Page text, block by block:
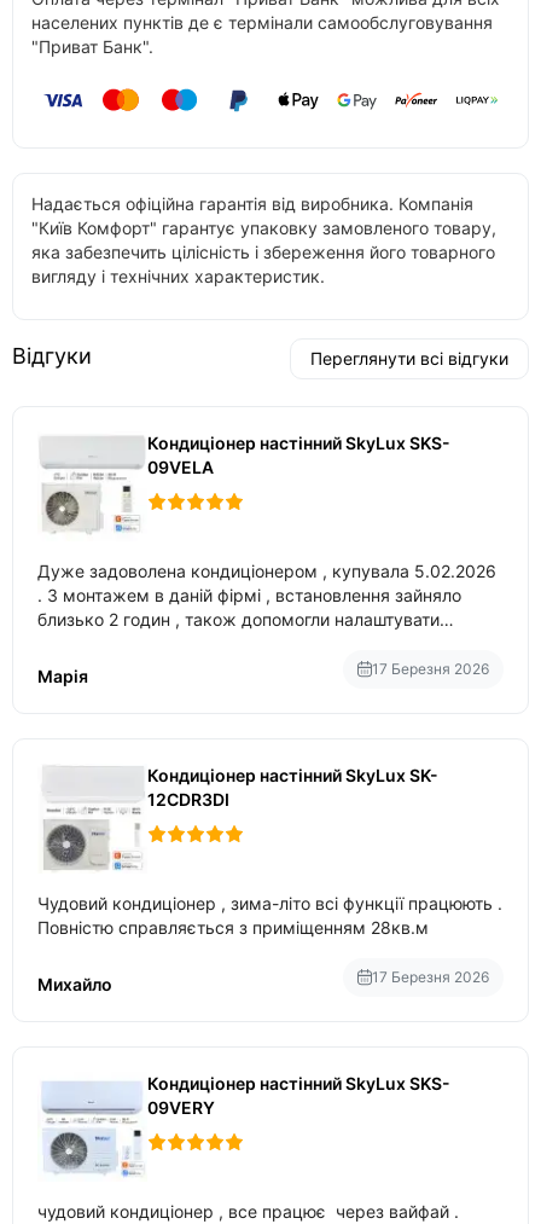
населених пунктів де є термінали самообслуговування
"Приват Банк".
Надається офіційна гарантія від виробника. Компанія
"Київ Комфорт" гарантує упаковку замовленого товару,
яка забезпечить цілісність і збереження його товарного
вигляду і технічних характеристик.
Відгуки Переглянути всі відгуки
Кондиціонер настінний SkyLux SKS-
09VELA
Дуже задоволена кондиціонером , купувала 5.02.2026
. З монтажем в даній фірмі , встановлення зайняло
близько 2 годин , також допомогли налаштувати
Марія
17 Березня 2026
Кондиціонер настінний SkyLux SK-
12CDR3DI
Чудовий кондиціонер , зима-літо всі функції працюють .
Повністю справляється з приміщенням 28кв.м
Михайло 17 Березня 2026
Кондиціонер настінний SkyLux SKS-
09VERY
чудовий кондиціонер , все працює через вайфай .